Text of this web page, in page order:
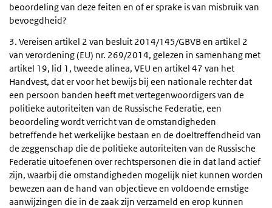
beoordeling van deze feiten en of er sprake is van misbruik van
bevoegdheid?
3. Vereisen artikel 2 van besluit 2014/145/GBVB en artikel 2
van verordening (EU) nr. 269/2014, gelezen in samenhang met
artikel 19, lid 1, tweede alinea, VEU en artikel 47 van het
Handvest, dat er voor het bewijs bij een nationale rechter dat
een persoon banden heeft met vertegenwoordigers van de
politieke autoriteiten van de Russische Federatie, een
beoordeling wordt verricht van de omstandigheden
betreffende het werkelijke bestaan en de doeltreffendheid van
de zeggenschap die de politieke autoriteiten van de Russische
Federatie uitoefenen over rechtspersonen die in dat land actief
zijn, waarbij die omstandigheden mogelijk niet kunnen worden
bewezen aan de hand van objectieve en voldoende ernstige
aanwijzingen die in de zaak zijn verzameld en erop kunnen